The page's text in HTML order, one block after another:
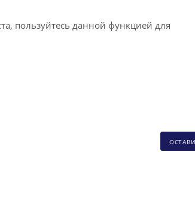
пользуйтесь данной функцией для